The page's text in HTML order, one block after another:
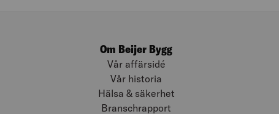
Om Beijer Bygg
Vår affärsidé
Vår historia
Hälsa & säkerhet
Branschrapport